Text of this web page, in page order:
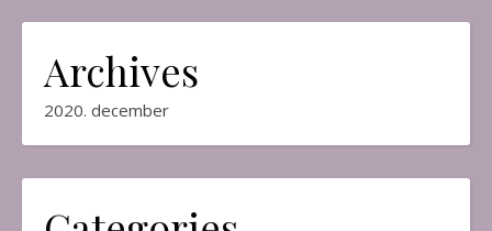
Archives
2020. december